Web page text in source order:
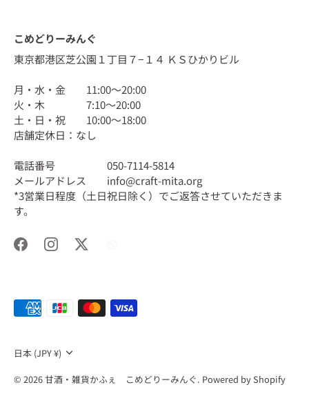
こめどりーみんぐ
東京都港区芝公園１丁目７−１４ ＫＳひかりビル
月・水・金 11:00〜20:00
火・木 7:10〜20:00
土・日・祝 10:00〜18:00
店舗定休日：なし
電話番号 050-7114-5814
メールアドレス info@craft-mita.org
*3営業日程度（土日祝日除く）でご返答させていただきま
す。
通
日本 (JPY ¥)
© 2026甘酒・雑貨かふぇ こめどりーみんぐ. Powered by Shopify